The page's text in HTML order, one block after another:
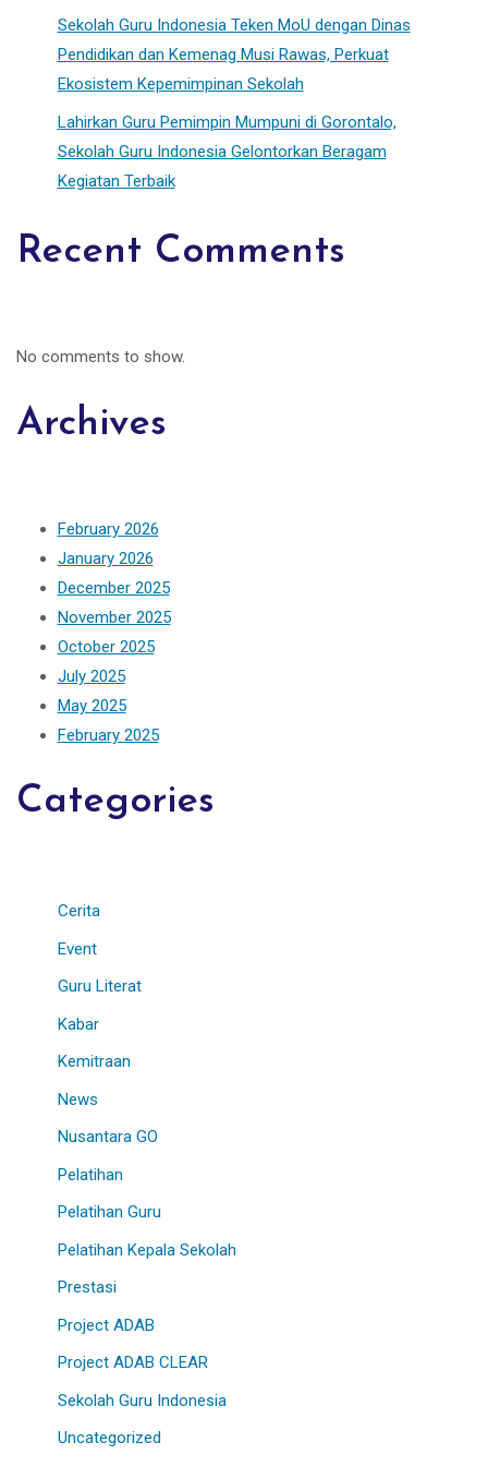
Sekolah Guru Indonesia Teken MoU dengan Dinas
Pendidikan dan Kemenag Musi Rawas, Perkuat
Ekosistem Kepemimpinan Sekolah
Lahirkan Guru Pemimpin Mumpuni di Gorontalo,
Sekolah Guru Indonesia Gelontorkan Beragam
Kegiatan Terbaik
Recent Comments
No comments to show.
Archives
February 2026
January 2026
December 2025
November 2025
October 2025
July 2025
May 2025
February 2025
Categories
Cerita
Event
Guru Literat
Kabar
Kemitraan
News
Nusantara GO
Pelatihan
Pelatihan Guru
Pelatihan Kepala Sekolah
Prestasi
Project ADAB
Project ADAB CLEAR
Sekolah Guru Indonesia
Uncategorized